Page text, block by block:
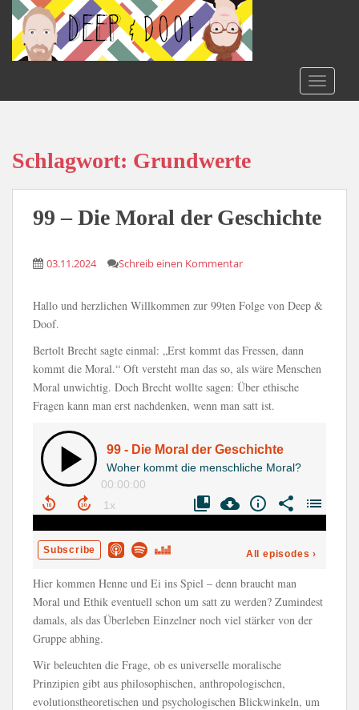
o
Schlagwort: Grundwerte
99 – Die Moral der Geschichte
03.11.2024 Schreib einen Kommentar
Hallo und herzlichen Willkommen zur 99ten Folge von Deep &
Doof.
Bertolt Brecht sagte einmal: „Erst kommt das Fressen, dann
kommt die Moral.“ Oft versteht man das so, als wäre Menschen
Moral unwichtig. Doch Brecht wollte sagen: Über ethische
Fragen kann man erst nachdenken, wenn man satt ist.
Hier kommen Henne und Ei ins Spiel – denn braucht man
Moral und Ethik eventuell schon um satt zu werden? Zumindest
damals, als das Überleben Einzelner noch viel stärker von der
Gruppe abhing.
Wir beleuchten die Frage, ob es universelle moralische
Prinzipien gibt aus philosophischen, anthropologischen,
evolutionstheoretischen und psychologischen Blickwinkeln, um